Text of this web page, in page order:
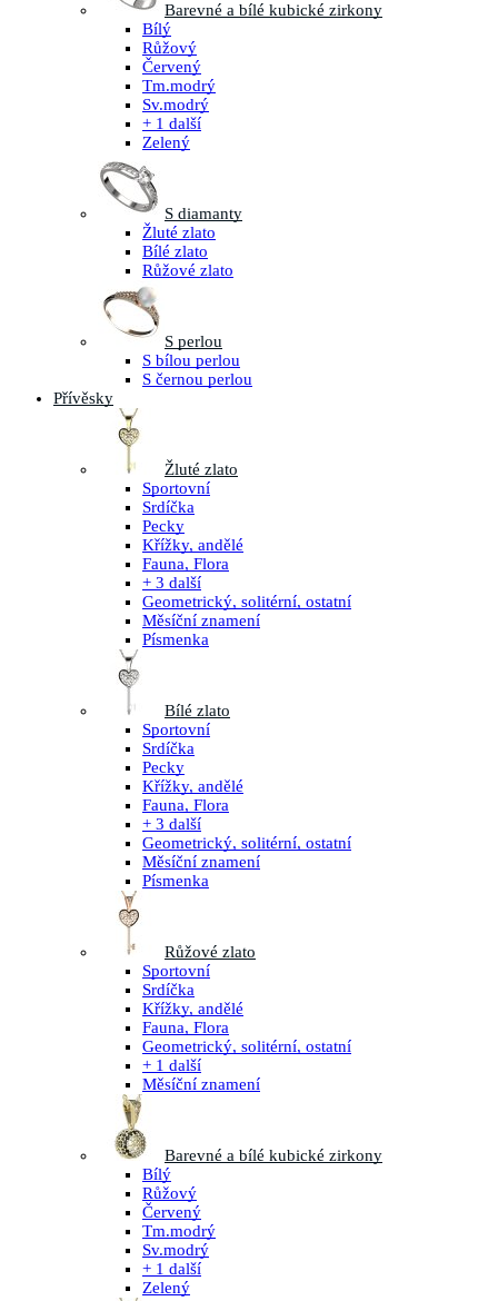
Barevné a bílé kubické zirkony
Bílý
Růžový
Červený
Tm.modrý
Sv.modrý
+ 1 další
Zelený
S diamanty
Žluté zlato
Bílé zlato
Růžové zlato
S perlou
S bílou perlou
S černou perlou
Přívěsky
Žluté zlato
Sportovní
Srdíčka
Pecky
Křížky, andělé
Fauna, Flora
+ 3 další
Geometrický, solitérní, ostatní
Měsíční znamení
Písmenka
Bílé zlato
Sportovní
Srdíčka
Pecky
Křížky, andělé
Fauna, Flora
+ 3 další
Geometrický, solitérní, ostatní
Měsíční znamení
Písmenka
Růžové zlato
Sportovní
Srdíčka
Křížky, andělé
Fauna, Flora
Geometrický, solitérní, ostatní
+ 1 další
Měsíční znamení
Barevné a bílé kubické zirkony
Bílý
Růžový
Červený
Tm.modrý
Sv.modrý
+ 1 další
Zelený